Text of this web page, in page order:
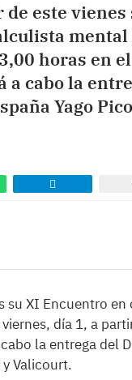
este
mental
horas en
a cabo la
Yago
su XI Encuentro
día 1, a
la entrega del
Valicourt.